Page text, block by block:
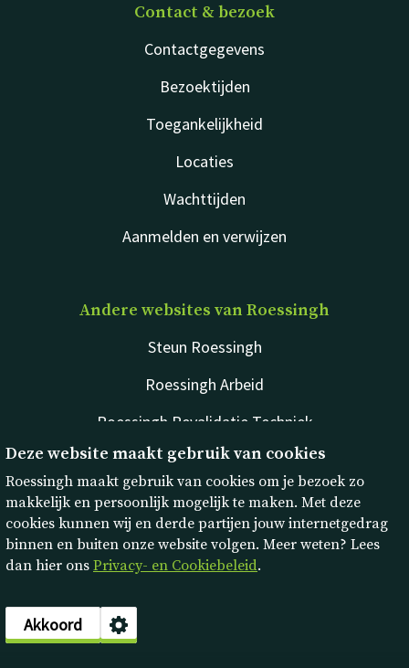
Deze website maakt gebruik van cookies
Roessingh maakt gebruik van cookies om je bezoek zo
makkelijk en persoonlijk mogelijk te maken. Met deze
cookies kunnen wij en derde partijen jouw internetgedrag
binnen en buiten onze website volgen. Meer weten? Lees
dan hier ons Privacy- en Cookiebeleid.
Akkoord
Contact & bezoek
Contactgegevens
Locaties
Bezoektijden
Wachttijden
Toegankelijkheid
Aanmelden en verwijzen
Andere websites van Roessingh
Steun Roessingh
Roessingh Revalidatie Techniek
Roessingh Arbeid
rdgKompagne
Disclaimer